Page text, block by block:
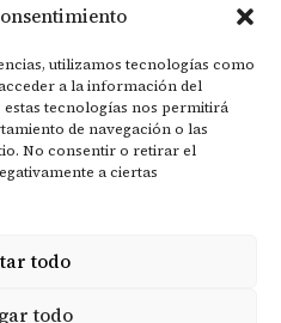
utilizamos tecnologías como
a la información del
tecnologías nos permitirá
de navegación o las
No consentir o retirar el
a ciertas
todo
todo